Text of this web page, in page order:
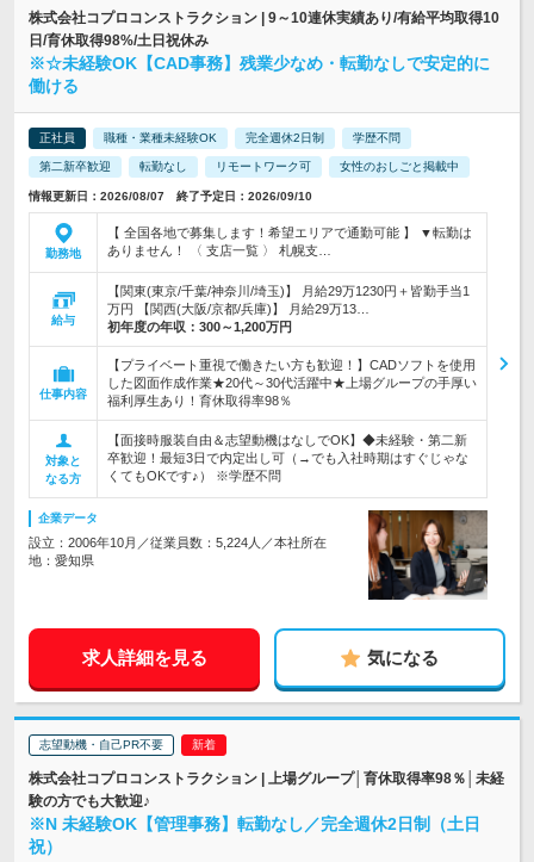
株式会社コプロコンストラクション | 9～10連休実績あり/有給平均取得10
日/育休取得98%/土日祝休み
※☆未経験OK【CAD事務】残業少なめ・転勤なしで安定的に
働ける
正社員 職種・業種未経験OK 完全週休2日制 学歴不問
第二新卒歓迎 転勤なし リモートワーク可 女性のおしごと掲載中
情報更新日：2026/08/07 終了予定日：2026/09/10
勤務地
【 全国各地で募集します！希望エリアで通勤可能 】 ▼転勤は
ありません！ 〈 支店一覧 〉 札幌支…
給与
【関東(東京/千葉/神奈川/埼玉)】 月給29万1230円＋皆勤手当1
万円 【関西(大阪/京都/兵庫)】 月給29万13…
初年度の年収： 300～1,200万円
仕事内容
【プライベート重視で働きたい方も歓迎！】CADソフトを使用
した図面作成作業★20代～30代活躍中★上場グループの手厚い
福利厚生あり！育休取得率98％
対象と
なる方
【面接時服装自由＆志望動機はなしでOK】◆未経験・第二新
卒歓迎！最短3日で内定出し可（→でも入社時期はすぐじゃな
くてもOKです♪） ※学歴不問
企業データ
設立：2006年10月／従業員数：5,224人／本社所在
地：愛知県
求人詳細を見る 気になる
志望動機・自己PR不要
株式会社コプロコンストラクション | 上場グループ│育休取得率98％│未経
験の方でも大歓迎♪
※N 未経験OK【管理事務】転勤なし／完全週休2日制（土日
祝）